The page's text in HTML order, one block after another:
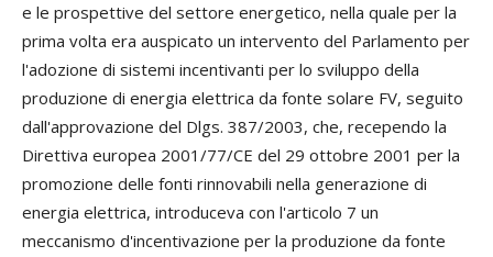
e le prospettive del settore energetico, nella quale per la
prima volta era auspicato un intervento del Parlamento per
l'adozione di sistemi incentivanti per lo sviluppo della
produzione di energia elettrica da fonte solare FV, seguito
dall'approvazione del Dlgs. 387/2003, che, recependo la
Direttiva europea 2001/77/CE del 29 ottobre 2001 per la
promozione delle fonti rinnovabili nella generazione di
energia elettrica, introduceva con l'articolo 7 un
meccanismo d'incentivazione per la produzione da fonte